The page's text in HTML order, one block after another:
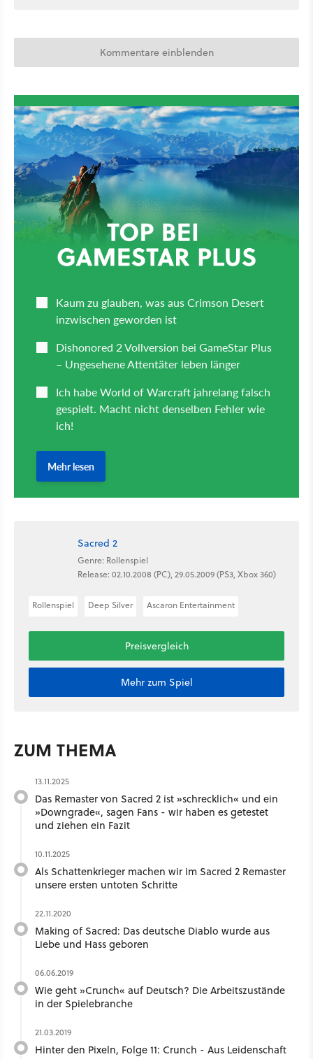
Kommentare einblenden
Sacred 2
Genre: Rollenspiel
Release: 02.10.2008 (PC), 29.05.2009 (PS3, Xbox 360)
Rollenspiel Deep Silver Ascaron Entertainment
Preisvergleich
Mehr zum Spiel
ZUM THEMA
13.11.2025
Das Remaster von Sacred 2 ist »schrecklich« und ein
»Downgrade«, sagen Fans - wir haben es getestet
und ziehen ein Fazit
10.11.2025
Als Schattenkrieger machen wir im Sacred 2 Remaster
unsere ersten untoten Schritte
22.11.2020
Making of Sacred: Das deutsche Diablo wurde aus
Liebe und Hass geboren
06.06.2019
Wie geht »Crunch« auf Deutsch? Die Arbeitszustände
in der Spielebranche
21.03.2019
Hinter den Pixeln, Folge 11: Crunch - Aus Leidenschaft